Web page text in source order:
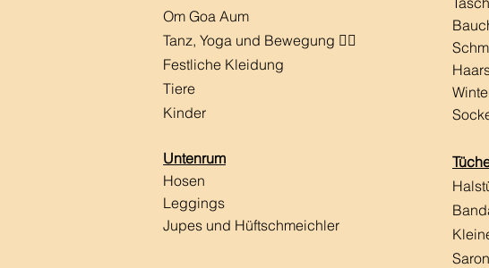
Om Goa Aum
Tanz, Yoga und Bewegung 🧘‍♀️
Festliche Kleidung
Tiere
Kinder
Untenrum
Hosen
Leggings
Jupes und Hüftschmeichler